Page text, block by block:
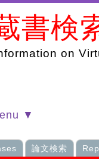
書検
on
▼
論文検索